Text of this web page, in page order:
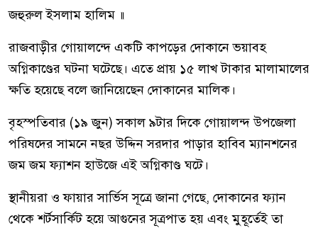
জহুরুল ইসলাম হালিম ॥
রাজবাড়ীর গোয়ালন্দে একটি কাপড়ের দোকানে ভয়াবহ
অগ্নিকাণ্ডের ঘটনা ঘটেছে। এতে প্রায় ১৫ লাখ টাকার মালামালের
ক্ষতি হয়েছে বলে জানিয়েছেন দোকানের মালিক।
বৃহস্পতিবার (১৯ জুন) সকাল ৯টার দিকে গোয়ালন্দ উপজেলা
পরিষদের সামনে নছর উদ্দিন সরদার পাড়ার হাবিব ম্যানশনের
জম জম ফ্যাশন হাউজে এই অগ্নিকাণ্ড ঘটে।
স্থানীয়রা ও ফায়ার সার্ভিস সূত্রে জানা গেছে, দোকানের ফ্যান
থেকে শর্টসার্কিট হয়ে আগুনের সূত্রপাত হয় এবং মুহূর্তেই তা